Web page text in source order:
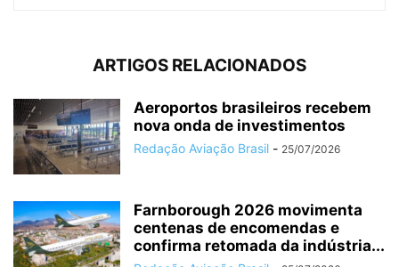
ARTIGOS RELACIONADOS
Aeroportos brasileiros recebem
nova onda de investimentos
Redação Aviação Brasil - 25/07/2026
Farnborough 2026 movimenta
centenas de encomendas e
confirma retomada da indústria...